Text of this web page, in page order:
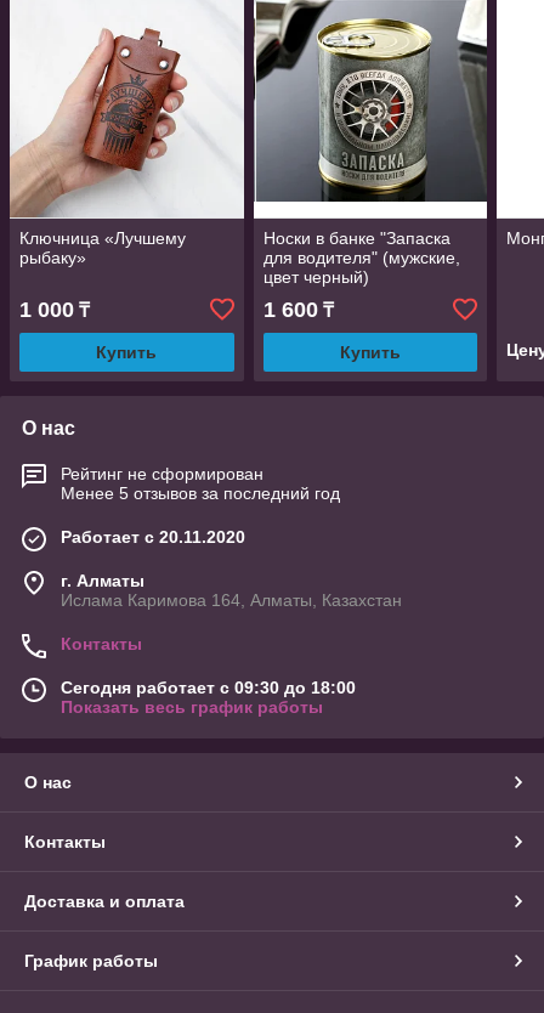
Ключница «Лучшему
рыбаку»
1 000 ₸
Купить
Носки в банке "Запаска
для водителя" (мужские,
цвет черный)
1 600₸
Купить
О нас
Рейтинг не сформирован
Менее 5 отзывов за последний год
Работает с 20.11.2020
г. Алматы
Ислама Каримова 164, Алматы, Казахстан
Контакты
Сегодня работает с 09:30 до 18:00
Показать весь график работы
О нас
Контакты
Доставка и оплата
График работы